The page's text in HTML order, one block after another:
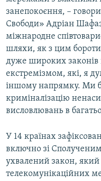
занепокоєння, –
Свободи» Адріан
міжнародне
шляхи, як з цим
дуже широких законів
екстремізмом, які, я
іншому напрямку. Ми
криміналізацію
висловлювань в
У 14 країнах
включно зі
ухвалений закон, який
телекомунікаційних